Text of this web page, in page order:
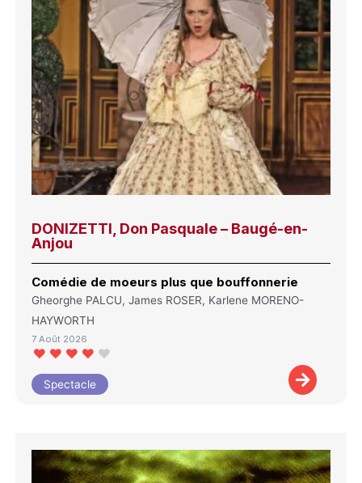
DONIZETTI, Don Pasquale – Baugé-en-
Anjou
Comédie de moeurs plus que bouffonnerie
Gheorghe PALCU, James ROSER, Karlene MORENO-
HAYWORTH
7 Août 2026
Spectacle